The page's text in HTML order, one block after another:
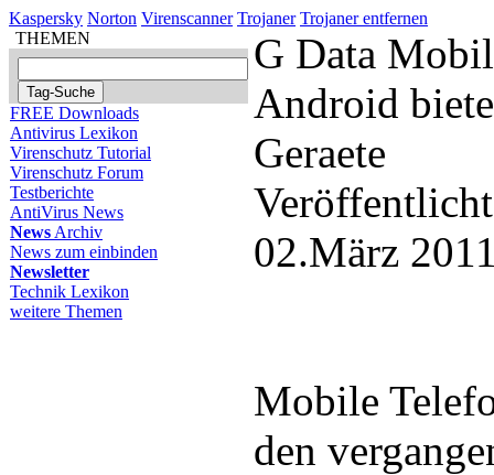
Kaspersky Norton Virenscanner Trojaner Trojaner entfernen
THEMEN
FREE Downloads
Antivirus Lexikon
Virenschutz Tutorial
Virenschutz Forum
Testberichte
AntiVirus News
News Archiv
News zum einbinden
Newsletter
Technik Lexikon
weitere Themen
G Data
Android
Geraete
02.März
Mobile
den